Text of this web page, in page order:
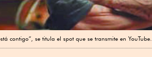
contigo”, se titula el spot que se transmite en YouTube.